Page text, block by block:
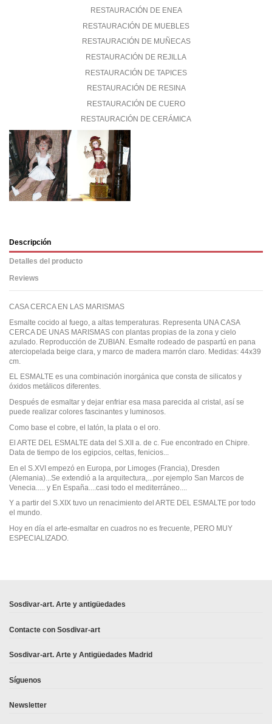
RESTAURACIÓN DE ENEA
RESTAURACIÓN DE MUEBLES
RESTAURACIÓN DE MUÑECAS
RESTAURACIÓN DE REJILLA
RESTAURACIÓN DE TAPICES
RESTAURACIÓN DE RESINA
RESTAURACIÓN DE CUERO
RESTAURACIÓN DE CERÁMICA
Descripción
Detalles del producto
Reviews
CASA CERCA EN LAS MARISMAS
Esmalte cocido al fuego, a altas temperaturas. Representa UNA CASA
CERCA DE UNAS MARISMAS con plantas propias de la zona y cielo
azulado. Reproducción de ZUBIAN. Esmalte rodeado de paspartú en pana
aterciopelada beige clara, y marco de madera marrón claro. Medidas: 44x39
cm.
EL ESMALTE es una combinación inorgánica que consta de silicatos y
óxidos metálicos diferentes.
Después de esmaltar y dejar enfriar esa masa parecida al cristal, así se
puede realizar colores fascinantes y luminosos.
Como base el cobre, el latón, la plata o el oro.
El ARTE DEL ESMALTE data del S.XII a. de c. Fue encontrado en Chipre.
Data de tiempo de los egipcios, celtas, fenicios...
En el S.XVI empezó en Europa, por Limoges (Francia), Dresden
(Alemania)...Se extendió a la arquitectura,...por ejemplo San Marcos de
Venecia..... y En España....casi todo el mediterráneo....
Y a partir del S.XIX tuvo un renacimiento del ARTE DEL ESMALTE por todo
el mundo.
Hoy en día el arte-esmaltar en cuadros no es frecuente, PERO MUY
ESPECIALIZADO.
Sosdivar-art. Arte y antigüedades
Contacte con Sosdivar-art
Sosdivar-art. Arte y Antigüedades Madrid
Síguenos
Newsletter